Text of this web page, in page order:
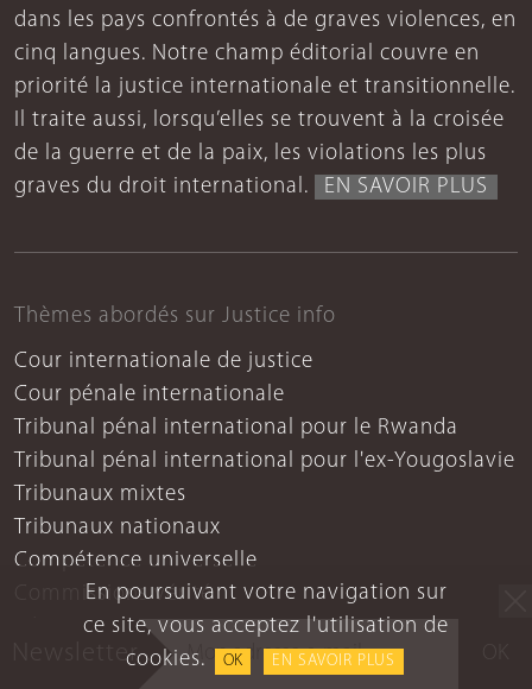
En poursuivant votre navigation sur
ce site, vous acceptez l'utilisation de
cookies.
OK EN SAVOIR PLUS
dans les pays confrontés à de graves violences, en
cinq langues. Notre champ éditorial couvre en
priorité la justice internationale et transitionnelle.
Il traite aussi, lorsqu’elles se trouvent à la croisée
de la guerre et de la paix, les violations les plus
graves du droit international.
EN SAVOIR PLUS
Thèmes abordés sur Justice info
Cour internationale de justice
Cour pénale internationale
Tribunal pénal international pour le Rwanda
Tribunal pénal international pour l'ex-Yougoslavie
Tribunaux mixtes
Tribunaux nationaux
Compétence universelle
Commissions vérité
Réparations
Newsletter